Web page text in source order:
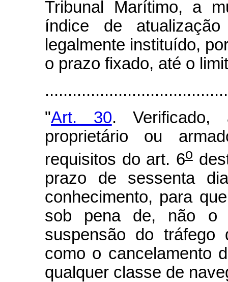
Tribunal Marítimo, a
índice de
legalmente instituído,
o prazo fixado, até o
"Art. 30.
proprietário ou
requisitos do art. 6o
prazo de sessenta
conhecimento, para
sob pena de, não o
suspensão do tráfego
como o cancelamento
qualquer classe de